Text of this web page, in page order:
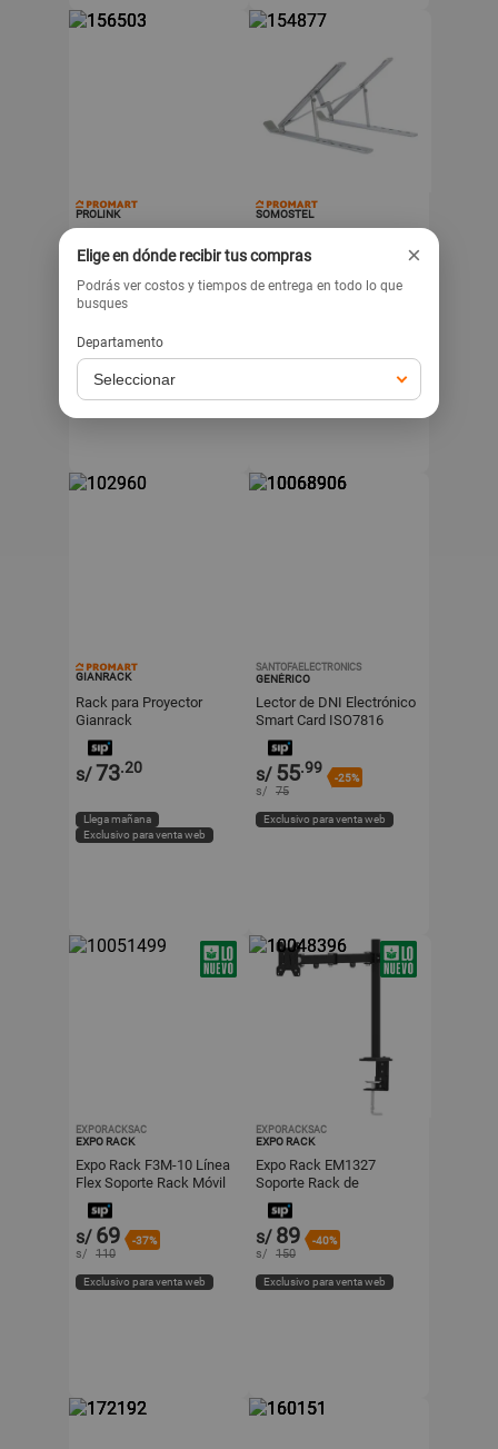
PROLINK
plegable LS-01A Prolink
s/ 29.90
Llega mañana
Exclusivo para venta web
SOMOSTEL
laptops y tablets
Llega mañana
GIANRACK
Rack para Proyector
Gianrack
s/73.20
Llega mañana
Exclusivo para venta web
SANTOFAELECTRONICS
GENÉRICO
Lector de DNI Electrónico
Smart Card ISO7816
Negro
s/ 55.99
-25%
s/ 75
Exclusivo para venta web
EXPORACKSAC
EXPO RACK
Expo Rack F3M-10 Línea
Flex Soporte Rack Móvil
3 Giros para Tv, Monitor
Led/Smart 10 a 27
pulgadas
s/ 69 -37%
s/ 110
Exclusivo para venta web
EXPORACKSAC
EXPO RACK
Expo Rack EM1327
Soporte Rack de
Escritorio para Monitor
Móvil Plegable de 3 Giros
13 a 27 pulgadas
s/ 89 -40%
s/ 150
Exclusivo para venta web
Elige en dónde recibir tus compras ×
Podrás ver costos y tiempos de entrega en todo lo que
busques
Departamento